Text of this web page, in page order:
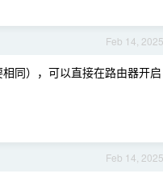
Feb 14, 2025
同），可以直接在路由器开启
Feb 14, 2025